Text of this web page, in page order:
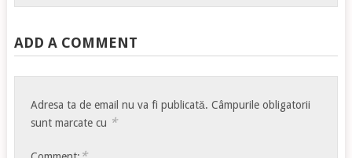
ADD A COMMENT
Adresa ta de email nu va fi publicată. Câmpurile obligatorii
sunt marcate cu *